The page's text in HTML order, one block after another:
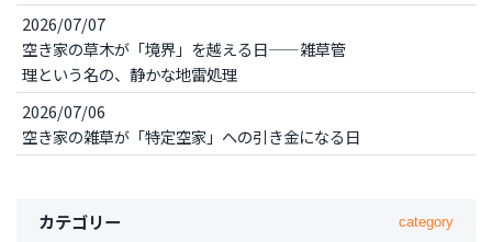
2026/07/07
空き家の草木が「境界」を越える日——雑草管
理という名の、静かな地雷処理
2026/07/06
空き家の雑草が「特定空家」への引き金になる日
カテゴリー category